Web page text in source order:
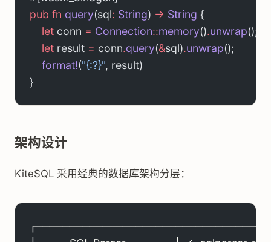
pub fn query(sql: String) -> String {
    let
conn = Connection::memory().unwrap();
    let
result = conn.query(&sql).unwrap();
    format!
("{:?}", result)
}
架构设计
KiteSQL 采用经典的数据库架构分层：